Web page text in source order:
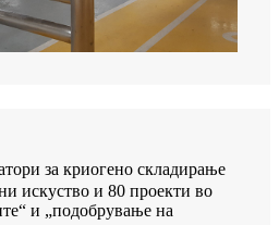
за криогено складирање
искуство и 80 проекти во
и „подобрување на